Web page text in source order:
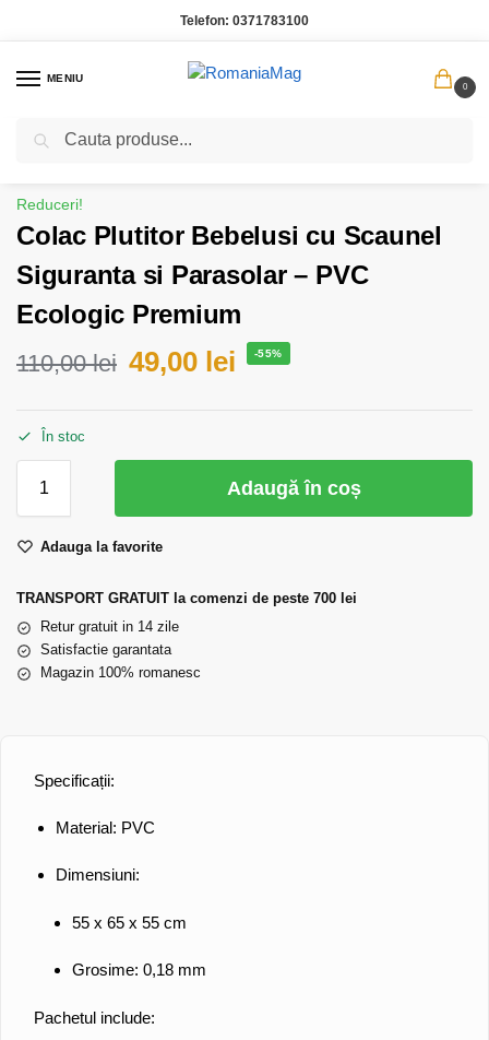
Telefon: 0371783100
MENIU
0
Prima pagină / Casa Gradina
Reduceri!
Colac Plutitor Bebelusi cu Scaunel
Siguranta si Parasolar – PVC
Ecologic Premium
110,00lei 49,00 lei -55%
În stoc
Adaugă în coș
Adauga la favorite
TRANSPORT GRATUIT la comenzi de peste 700 lei
Retur gratuit in 14 zile
Satisfactie garantata
Magazin 100% romanesc
Specificații:
Material: PVC
Dimensiuni:
55 x 65 x 55 cm
Grosime: 0,18 mm
Pachetul include: